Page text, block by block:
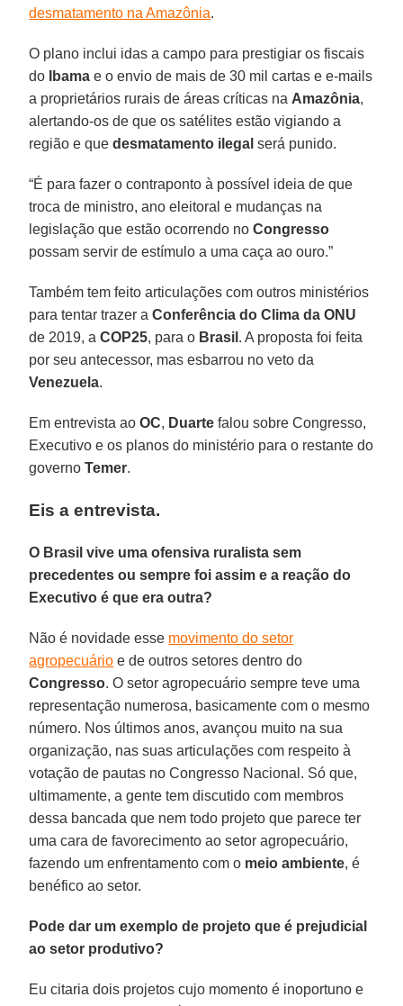
desmatamento na Amazônia.
O plano inclui idas a campo para prestigiar os fiscais
do
Ibama e o envio de mais de 30 mil cartas e e-mails
a proprietários rurais de áreas críticas na Amazônia,
alertando-os de que os satélites estão vigiando a
região e quedesmatamento ilegal será punido.
“É para fazer o contraponto à possível ideia de que
troca de ministro, ano eleitoral e mudanças na
legislação que estão ocorrendo noCongresso
possam servir de estímulo a uma caça ao ouro.”
Também tem feito articulações com outros ministérios
para tentar trazer aConferência do Clima da ONU
de 2019, aCOP25, para o Brasil . A proposta foi feita
por seu antecessor, mas esbarrou no veto da
Venezuela.
Em entrevista aoOC, Duarte falou sobre Congresso,
Executivo e os planos do ministério para o restante do
governoTemer.
Eis a entrevista.
O Brasil vive uma ofensiva ruralista sem
precedentes ou sempre foi assim e a reação do
Executivo é que era outra?
Não é novidade esse movimento do setor
agropecuário e de outros setores dentro do
Congresso. O setor agropecuário sempre teve uma
representação numerosa, basicamente com o mesmo
número. Nos últimos anos, avançou muito na sua
organização, nas suas articulações com respeito à
votação de pautas no Congresso Nacional. Só que,
ultimamente, a gente tem discutido com membros
dessa bancada que nem todo projeto que parece ter
uma cara de favorecimento ao setor agropecuário,
fazendo um enfrentamento com o meio ambiente, é
benéfico ao setor.
Pode dar um exemplo de projeto que é prejudicial
ao setor produtivo?
Eu citaria dois projetos cujo momento é inoportuno e